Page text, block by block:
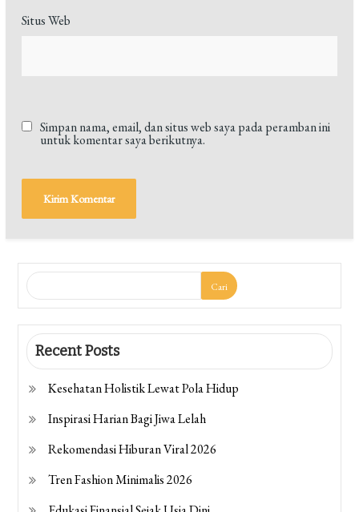
Situs Web
Simpan nama, email, dan situs web saya pada peramban ini
untuk komentar saya berikutnya.
Cari
Recent Posts
Kesehatan Holistik Lewat Pola Hidup
Inspirasi Harian Bagi Jiwa Lelah
Rekomendasi Hiburan Viral 2026
Tren Fashion Minimalis 2026